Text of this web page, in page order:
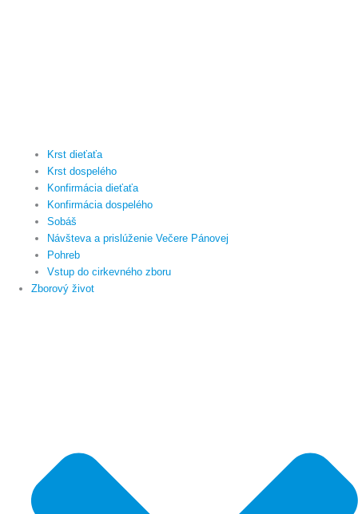
Krst dieťaťa
Krst dospelého
Konfirmácia dieťaťa
Konfirmácia dospelého
Sobáš
Návšteva a prislúženie Večere Pánovej
Pohreb
Vstup do cirkevného zboru
Zborový život